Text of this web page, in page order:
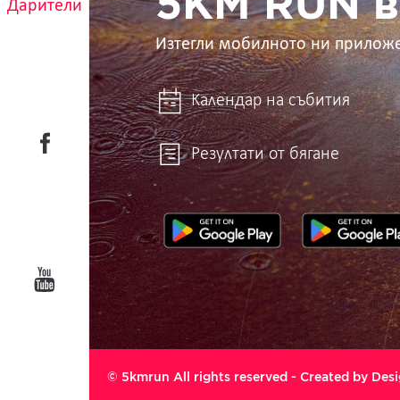
Дарители
Изтегли мобилното ни
Календар на събития
Резултати от бягане
© 5kmrun All rights reserved - Created by